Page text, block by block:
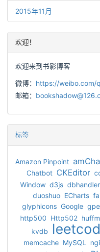
2015年11月
欢迎！
欢迎来到书影博客
微博： https://weibo.com/
邮箱：
标签
Amazon Pinpoint
Chatbot CKEditor
Window d3js dbhandler
duoshuo ECharts
glyphicons Google
http500 Http502
kvdb
memcache MySQL